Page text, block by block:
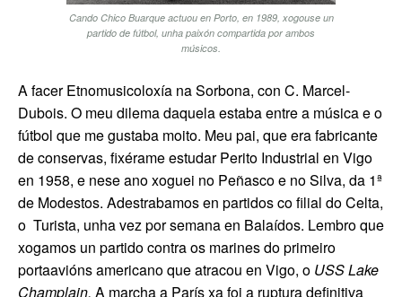
Cando Chico Buarque actuou en Porto, en 1989, xogouse un
partido de fútbol, unha paixón compartida por ambos
músicos.
A facer Etnomusicoloxía na Sorbona, con C. Marcel-
Dubois. O meu dilema daquela estaba entre a música e o
fútbol que me gustaba moito. Meu pai, que era fabricante
de conservas, fixérame estudar Perito Industrial en Vigo
en 1958, e nese ano xoguei no Peñasco e no Silva, da 1ª
de Modestos. Adestrabamos en partidos co filial do Celta,
o Turista, unha vez por semana en Balaídos. Lembro que
xogamos un partido contra os marines do primeiro
portaavións americano que atracou en Vigo, o USS Lake
Champlain. A marcha a París xa foi a ruptura definitiva